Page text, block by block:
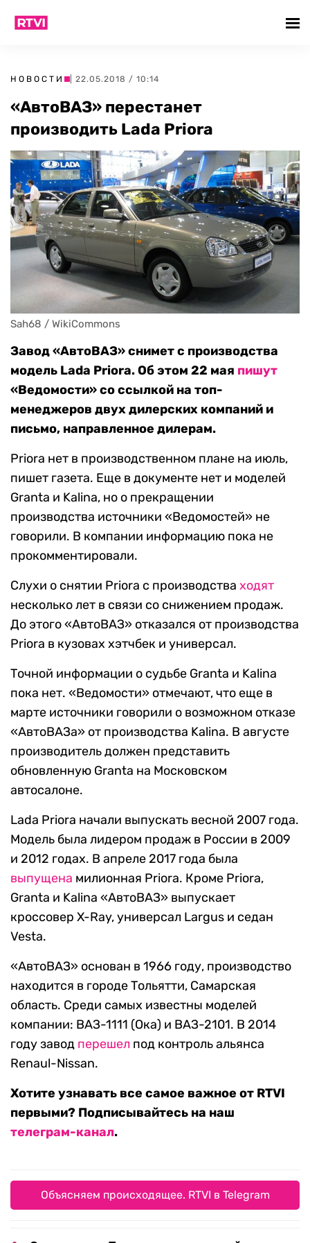
НОВОСТИ | 22.05.2018 / 10:14
«АвтоВАЗ» перестанет
производить Lada Priora
Sah68 / WikiCommons
Завод «АвтоВАЗ» снимет с производства
модель Lada Priora. Об этом 22 мая пишут
«Ведомости» со ссылкой на топ-
менеджеров двух дилерских компаний и
письмо, направленное дилерам.
Priora нет в производственном плане на июль,
пишет газета. Еще в документе нет и моделей
Granta и Kalina, но о прекращении
производства источники «Ведомостей» не
говорили. В компании информацию пока не
прокомментировали.
Слухи о снятии Priora с производства ходят
несколько лет в связи со снижением продаж.
До этого «АвтоВАЗ» отказался от производства
Priora в кузовах хэтчбек и универсал.
Точной информации о судьбе Granta и Kalina
пока нет. «Ведомости» отмечают, что еще в
марте источники говорили о возможном отказе
«АвтоВАЗа» от производства Kalina. В августе
производитель должен представить
обновленную Granta на Московском
автосалоне.
Lada Priora начали выпускать весной 2007 года.
Модель была лидером продаж в России в 2009
и 2012 годах. В апреле 2017 года была
выпущена милионная Priora. Кроме Priora,
Granta и Kalina «АвтоВАЗ» выпускает
кроссовер X-Ray, универсал Largus и седан
Vesta.
«АвтоВАЗ» основан в 1966 году, производство
находится в городе Тольятти, Самарская
область. Среди самых известны моделей
компании: ВАЗ-1111 (Ока) и ВАЗ-2101. В 2014
году завод перешел под контроль альянса
Renaul-Nissan.
Хотите узнавать все самое важное от RTVI
первыми? Подписывайтесь на наш
телеграм-канал.
Объясняем происходящее. RTVI в Telegram